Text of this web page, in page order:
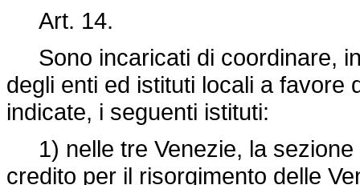
Art. 14.
Sono incaricati di coordinare,
degli enti ed istituti locali a favore
indicate, i seguenti istituti:
1) nelle tre Venezie, la sezione
credito per il risorgimento delle